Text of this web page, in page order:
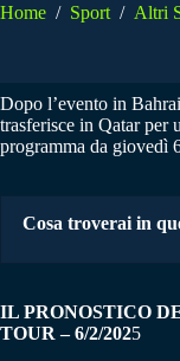
Home / Sport / Altri
Dopo l’evento in
trasferisce in Qatar per
programma da giovedì
Cosa troverai in
IL PRONOSTICO
TOUR – 6/2/2025